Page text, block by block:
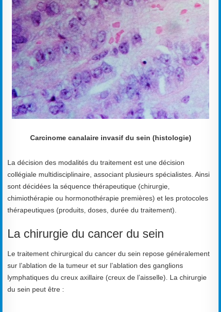
Carcinome canalaire invasif du sein (histologie)
La décision des modalités du traitement est une décision
collégiale multidisciplinaire, associant plusieurs spécialistes. Ainsi
sont décidées la séquence thérapeutique (chirurgie,
chimiothérapie ou hormonothérapie premières) et les protocoles
thérapeutiques (produits, doses, durée du traitement).
La chirurgie du cancer du sein
Le traitement chirurgical du cancer du sein repose généralement
sur l’ablation de la tumeur et sur l’ablation des ganglions
lymphatiques du creux axillaire (creux de l’aisselle). La chirurgie
du sein peut être :